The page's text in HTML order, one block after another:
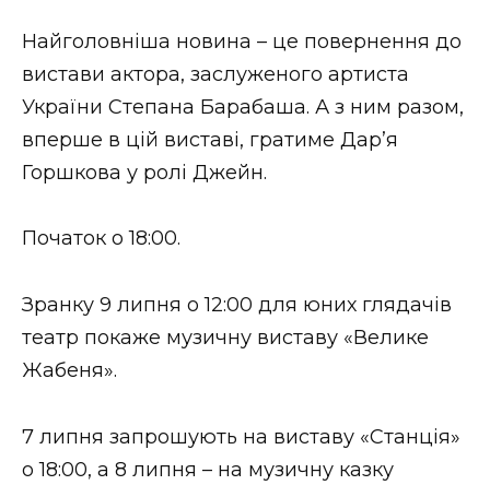
НОВИНИ ЗАХІДНОЇ УКРАЇНИ
ФОТО
ВІДЕО
Найголовніша новина – це повернення до
вистави актора, заслуженого артиста
України Степана Барабаша️. А з ним разом,
вперше в цій виставі, гратиме Дар’я
Горшкова у ролі Джейн.
Початок о 18:00.
Зранку 9 липня о 12:00 для юних глядачів
театр покаже музичну виставу «Велике
Жабеня».
7 липня запрошують на виставу «Станція»
о 18:00, а 8 липня – на музичну казку